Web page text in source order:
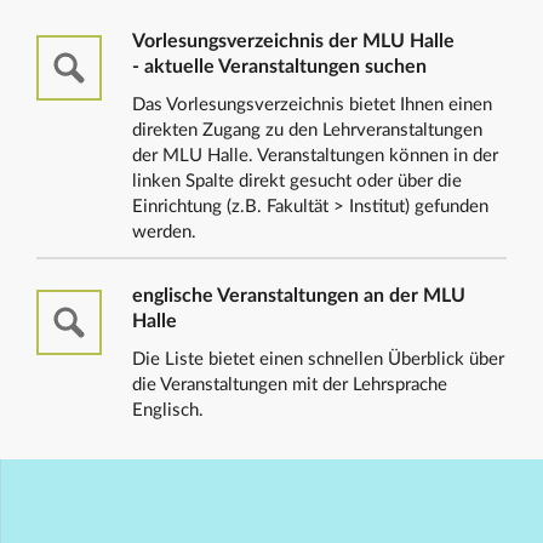
Vorlesungsverzeichnis der MLU Halle
- aktuelle Veranstaltungen suchen
Das Vorlesungsverzeichnis bietet Ihnen einen
direkten Zugang zu den Lehrveranstaltungen
der MLU Halle. Veranstaltungen können in der
linken Spalte direkt gesucht oder über die
Einrichtung (z.B. Fakultät > Institut) gefunden
werden.
englische Veranstaltungen an der MLU
Halle
Die Liste bietet einen schnellen Überblick über
die Veranstaltungen mit der Lehrsprache
Englisch.